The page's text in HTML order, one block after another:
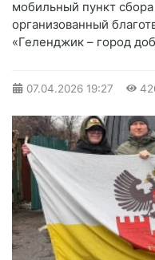
мобильный пункт
организованный
«Геленджик – город
07.04.2026 19:27